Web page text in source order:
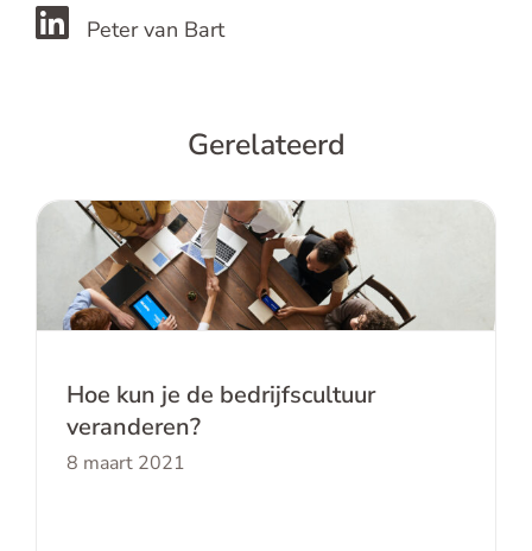
Peter van Bart
Gerelateerd
Hoe kun je de bedrijfscultuur
veranderen?
Hoe kun je de bedrijfscultuur
veranderen?
8 maart 2021